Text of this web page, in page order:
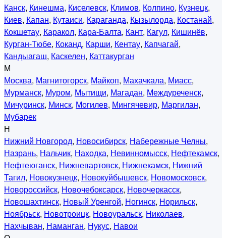
Канск, Кинешма, Киселевск, Климов, Колпино, Кузнецк,
Киев, Капан, Кутаиси, Караганда, Кызылорда, Костанай,
Кокшетау, Каракол, Кара-Балта, Кант, Кагул, Кишинёв,
Курган-Тюбе, Коканд, Карши, Кентау, Капчагай,
Кандыагаш, Каскелен, Каттакурган
М
Москва, Магнитогорск, Майкоп, Махачкала, Миасс,
Мурманск, Муром, Мытищи, Магадан, Междуреченск,
Мичуринск, Минск, Могилев, Мингячевир, Маргилан,
Мубарек
Н
Нижний Новгород, Новосибирск, Набережные Челны,
Назрань, Нальчик, Находка, Невинномысск, Нефтекамск,
Нефтеюганск, Нижневартовск, Нижнекамск, Нижний
Тагил, Новокузнецк, Новокуйбышевск, Новомосковск,
Новороссийск, Новочебоксарск, Новочеркасск,
Новошахтинск, Новый Уренгой, Ногинск, Норильск,
Ноябрьск, Новотроицк, Новоуральск, Николаев,
Нахчыван, Наманган, Нукус, Навои